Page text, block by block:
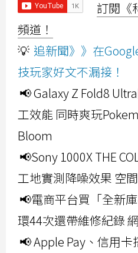
訂閱《
頻道！
💡 追新聞》》在
技玩家好文不漏接！
📢 Galaxy Z Fold8
工效能 同時爽玩
Bloom
📢Sony 1000X THE
工地實測降噪效果 空
📢電商平台買「全新
環44次還帶維修紀錄
📢 Apple Pay、信用